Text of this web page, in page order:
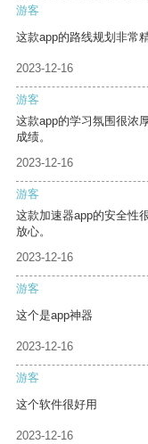
游客
这款app的路线规划非常
2023-12-16
游客
这款app的学习氛围很浓
成绩。
2023-12-16
游客
这款加速器app的安全性
放心。
2023-12-16
游客
这个是app神器
2023-12-16
游客
这个软件很好用
2023-12-16